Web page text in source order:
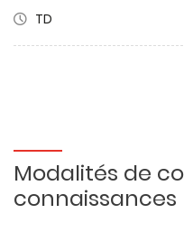
TD
Modalités de
connaissances